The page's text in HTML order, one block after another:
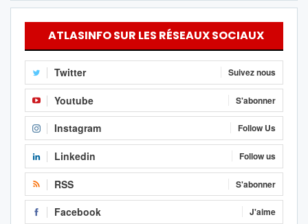
ATLASINFO SUR LES RÉSEAUX SOCIAUX
Twitter Suivez nous
Youtube S'abonner
Instagram Follow Us
Linkedin Follow us
RSS S'abonner
Facebook J'aime